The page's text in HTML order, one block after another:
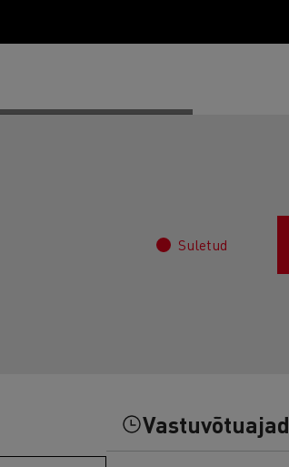
Master & Master Red Edition Suletud
Vastuvõtuajad